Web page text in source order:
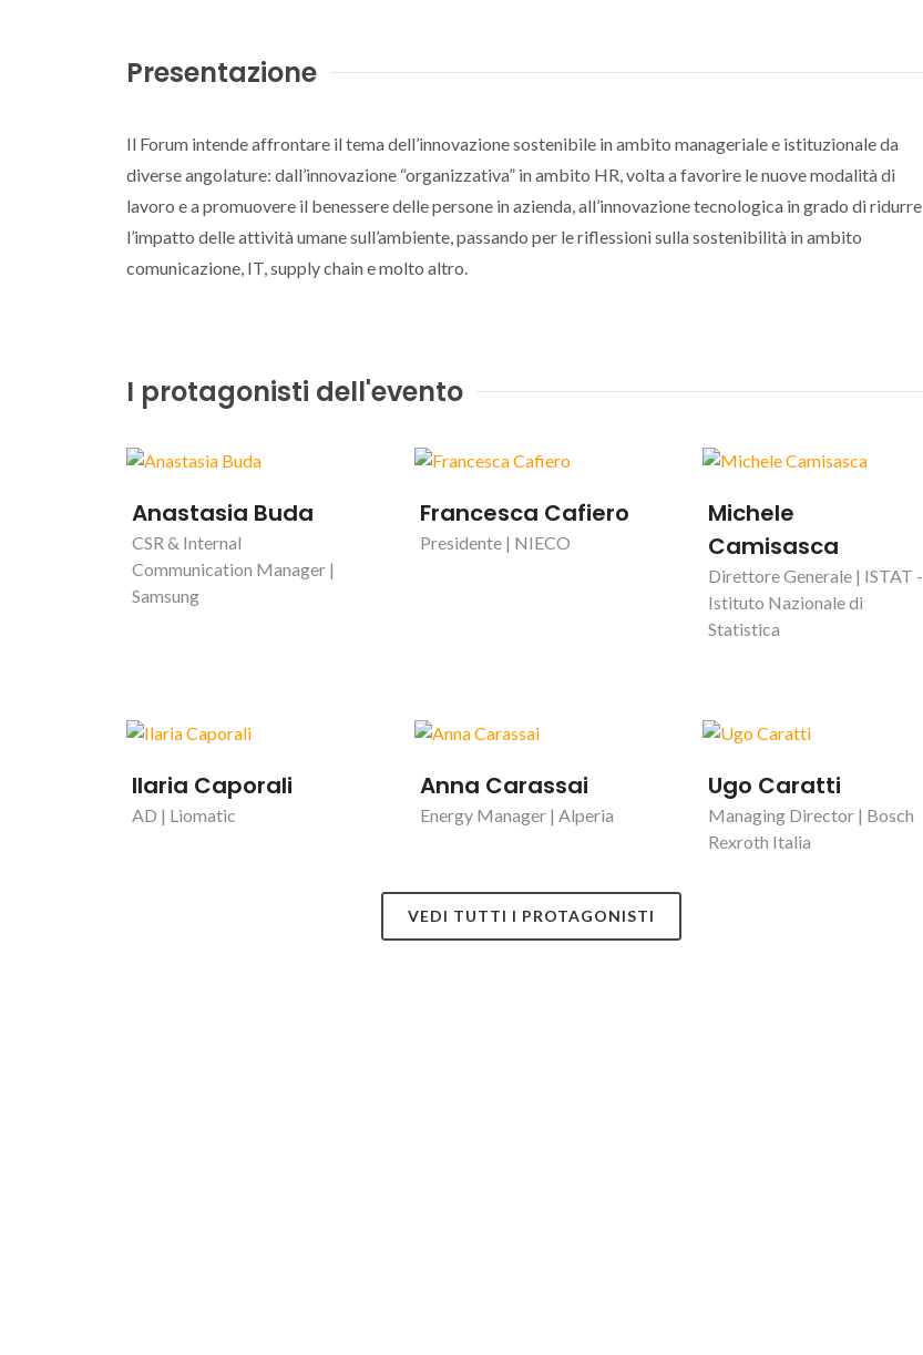
Presentazione
Il Forum intende affrontare il tema dell’innovazione sostenibile in ambito manageriale e istituzionale da
diverse angolature: dall’innovazione “organizzativa” in ambito HR, volta a favorire le nuove modalità di
lavoro e a promuovere il benessere delle persone in azienda, all’innovazione tecnologica in grado di ridurre
l’impatto delle attività umane sull’ambiente, passando per le riflessioni sulla sostenibilità in ambito
comunicazione, IT, supply chain e molto altro.
I protagonisti dell'evento
Anastasia Buda
CSR & Internal
Communication Manager |
Samsung
Francesca Cafiero
Presidente | NIECO
Michele
Camisasca
Direttore Generale | ISTAT -
Istituto Nazionale di
Statistica
Ilaria Caporali
AD | Liomatic
Anna Carassai
Energy Manager | Alperia
Ugo Caratti
Managing Director | Bosch
Rexroth Italia
VEDI TUTTI I PROTAGONISTI